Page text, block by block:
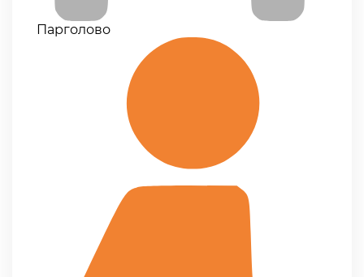
Парголово